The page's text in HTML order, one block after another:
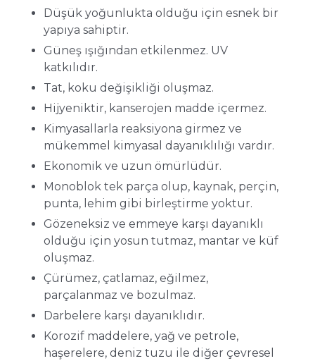
Düşük yoğunlukta olduğu için esnek bir
yapıya sahiptir.
Güneş ışığından etkilenmez. UV
katkılıdır.
Tat, koku değişikliği oluşmaz.
Hijyeniktir, kanserojen madde içermez.
Kimyasallarla reaksiyona girmez ve
mükemmel kimyasal dayanıklılığı vardır.
Ekonomik ve uzun ömürlüdür.
Monoblok tek parça olup, kaynak, perçin,
punta, lehim gibi birleştirme yoktur.
Gözeneksiz ve emmeye karşı dayanıklı
olduğu için yosun tutmaz, mantar ve küf
oluşmaz.
Çürümez, çatlamaz, eğilmez,
parçalanmaz ve bozulmaz.
Darbelere karşı dayanıklıdır.
Korozif maddelere, yağ ve petrole,
haşerelere, deniz tuzu ile diğer çevresel